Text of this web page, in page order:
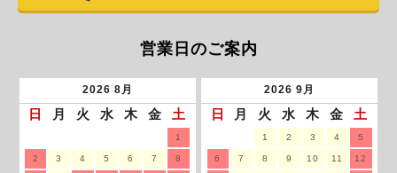
営業日のご案内
2026 8月
日 月 火 水 木 金 土
1
2 3 4 5 6 7 8
2026 9月
日 月 火 水 木 金 土
1 2 3 4 5
6 7 8 9 10 11 12